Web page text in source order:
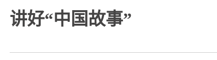
讲好“中国故事”